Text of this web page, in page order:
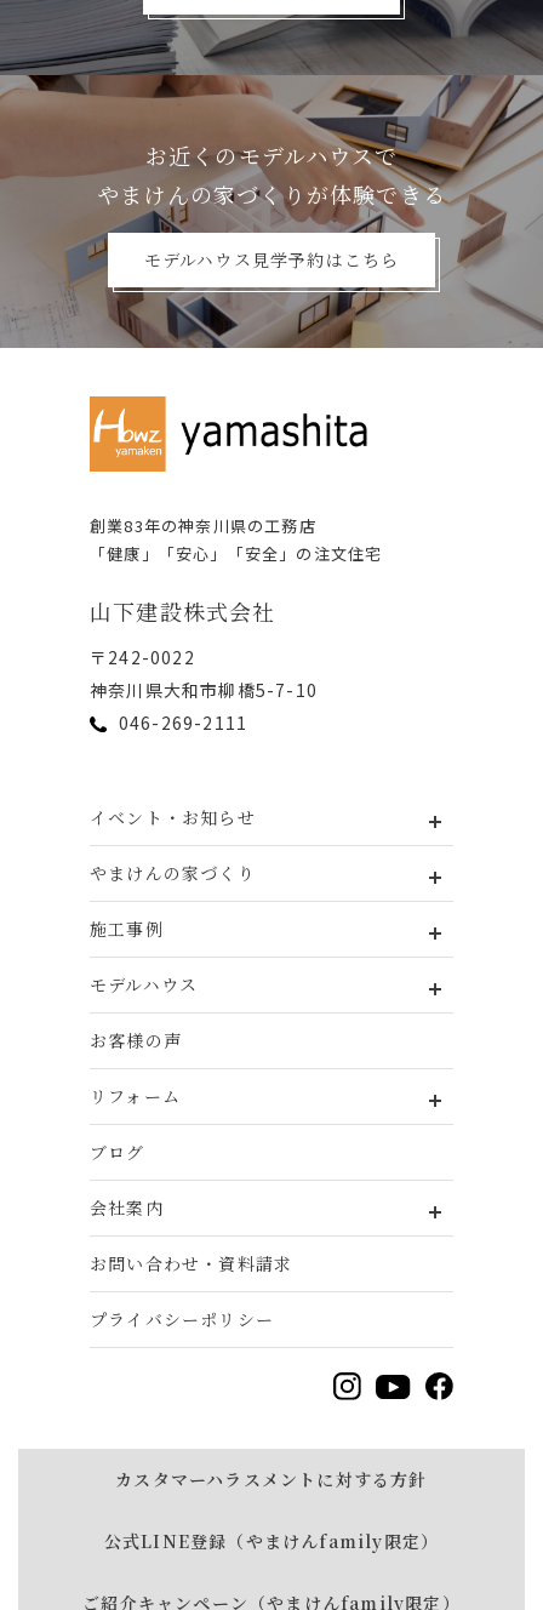
お近くのモデルハウスで
やまけんの家づくりが体験できる
モデルハウス見学予約はこちら
創業83年の神奈川県の⼯務店
「健康」「安⼼」「安全」の注⽂住宅
⼭下建設株式会社
〒242-0022
神奈川県⼤和市柳橋5-7-10
046-269-2111
イベント・お知らせ
やまけんの家づくり
施工事例
モデルハウス
お客様の声
リフォーム
ブログ
会社案内
お問い合わせ・資料請求
プライバシーポリシー
カスタマーハラスメントに対する方針
公式LINE登録（やまけんfamily限定）
ご紹介キャンペーン（やまけんfamily限定）